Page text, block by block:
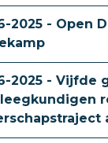
2025 - Open
2025 - Vijfde